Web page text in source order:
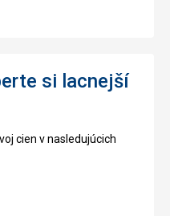
si lacnejší
cien v nasledujúcich